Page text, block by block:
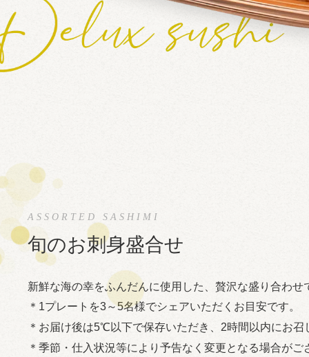
旬のお刺身盛合せ
新鮮な海の幸をふんだんに使用した、贅沢な盛り合わせ
1プレートを3～5名様でシェアいただくお目安です。
お届け後は5℃以下で保存いただき、2時間以内にお召
季節・仕入状況等により予告なく変更となる場合がご